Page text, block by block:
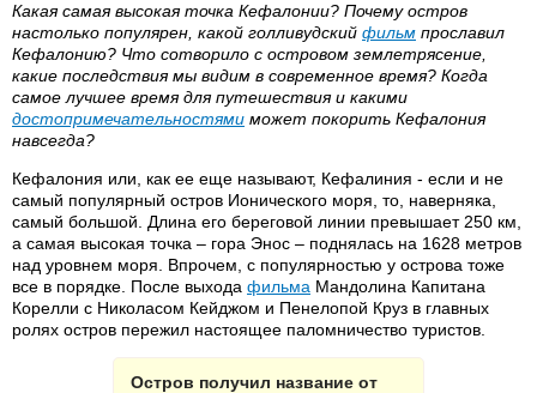
Какая самая высокая точка Кефалонии? Почему остров
настолько популярен, какой голливудский фильм прославил
Кефалонию? Что сотворило с островом землетрясение,
какие последствия мы видим в современное время? Когда
самое лучшее время для путешествия и какими
достопримечательностями может покорить Кефалония
навсегда?
Кефалония или, как ее еще называют, Кефалиния - если и не
самый популярный остров Ионического моря, то, наверняка,
самый большой. Длина его береговой линии превышает 250 км,
а самая высокая точка – гора Энос – поднялась на 1628 метров
над уровнем моря. Впрочем, с популярностью у острова тоже
все в порядке. После выхода фильма Мандолина Капитана
Корелли с Николасом Кейджом и Пенелопой Круз в главных
ролях остров пережил настоящее паломничество туристов.
Остров получил название от